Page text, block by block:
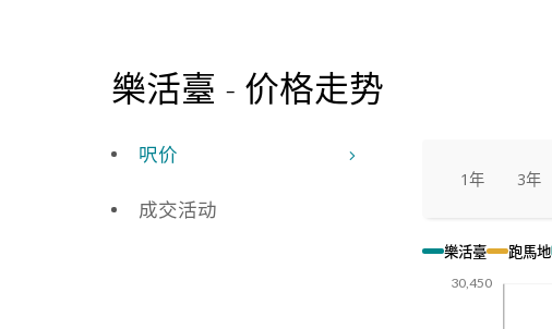
樂活臺 - 价格走势
呎价
成交活动
1年 3年
樂活臺 跑馬地
30,450